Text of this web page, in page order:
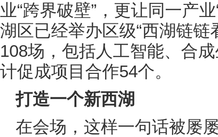
业“跨界破壁”，更让同一产
湖区已经举办区级“西湖链
108场，包括人工智能、合
计促成项目合作54个。
打造一个新西湖
在会场，这样一句话被屡